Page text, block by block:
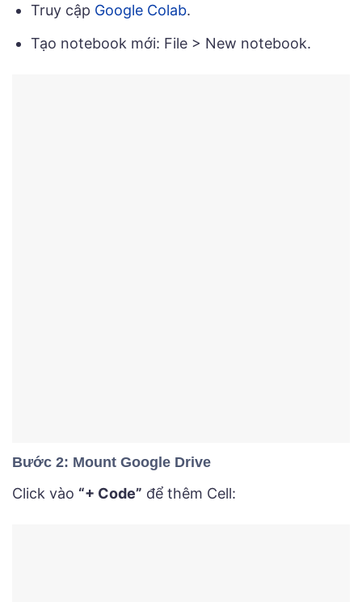
Truy cập Google Colab.
Tạo notebook mới: File > New notebook.
Bước 2: Mount Google Drive
Click vào “+ Code” để thêm Cell: